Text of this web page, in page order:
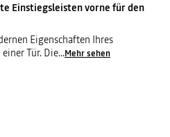
Einstiegsleisten vorne für den
Eigenschaften Ihres
Tür. Die...Mehr sehen